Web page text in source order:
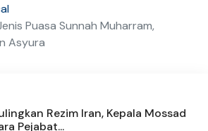
Puasa Sunnah Muharram,
Asyura
Rezim Iran, Kepala Mossad
Pejabat...